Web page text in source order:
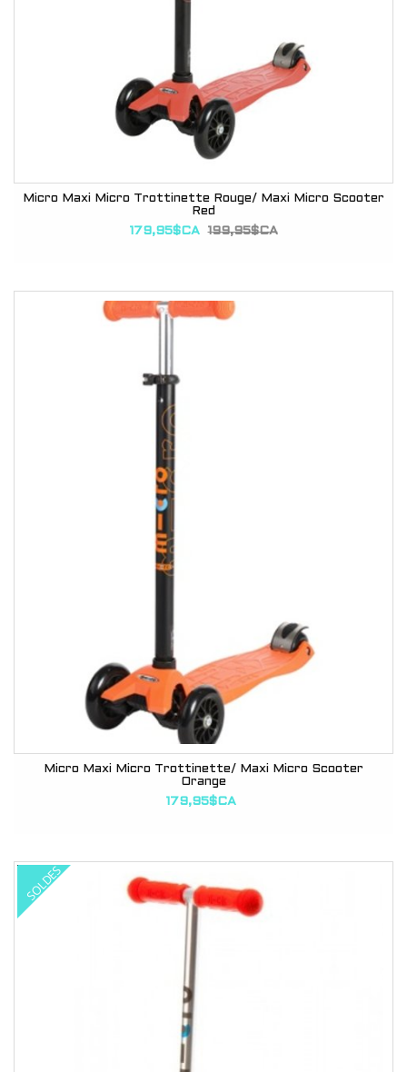
Micro Maxi Micro Trottinette Rouge/ Maxi Micro Scooter
Red
179,95$CA
199,95$CA
Micro Maxi Micro Trottinette/ Maxi Micro Scooter
Orange
179,95$CA
SOLDES